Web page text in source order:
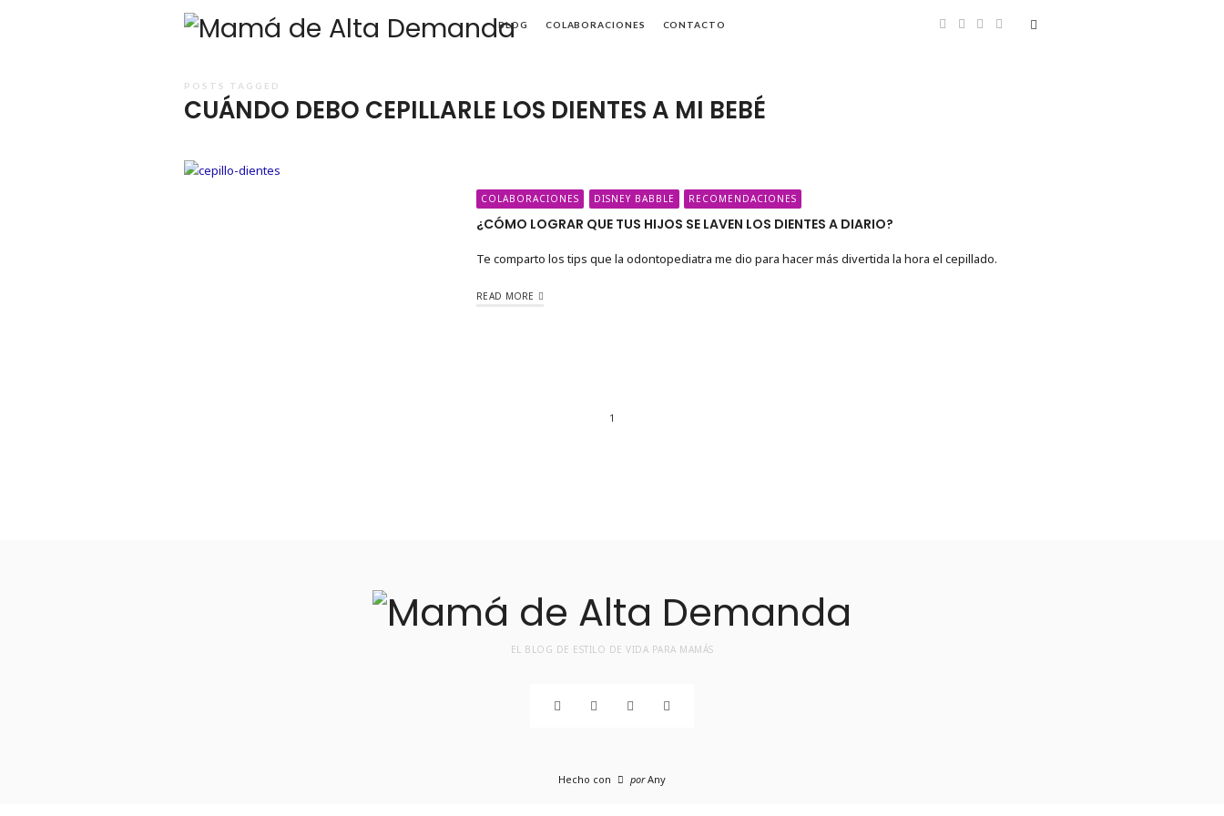
Mamá
Demanda
BLOG COLABORACIONES CONTACTO
POSTS TAGGED
CUÁNDO DEBO CEPILLARLE LOS DIENTES A MI BEBÉ
COLABORACIONES DISNEY BABBLE RECOMENDACIONES
¿CÓMO LOGRAR QUE TUS HIJOS SE LAVEN LOS DIENTES A DIARIO?
Te comparto los tips que la odontopediatra me dio para hacer más divertida la hora el cepillado.
READ MORE
1
EL BLOG DE ESTILO DE VIDA PARA MAMÁS
Hecho con porAny